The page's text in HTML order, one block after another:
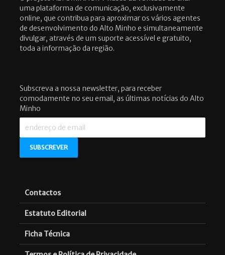
uma plataforma de comunicação, exclusivamente
online, que contribua para aproximar os vários agentes
de desenvolvimento do Alto Minho e simultaneamente
divulgar, através de um suporte acessível e gratuito,
toda a informação da região.
Subscreva a nossa newsletter, para receber
comodamente no seu email, as últimas notícias do Alto
Minho
Contactos
Estatuto Editorial
Ficha Técnica